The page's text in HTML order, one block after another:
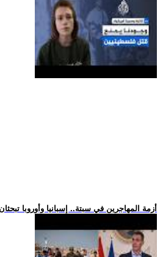
.. أزمة المهاجرين في سبتة.. إسبانيا وأوروبا